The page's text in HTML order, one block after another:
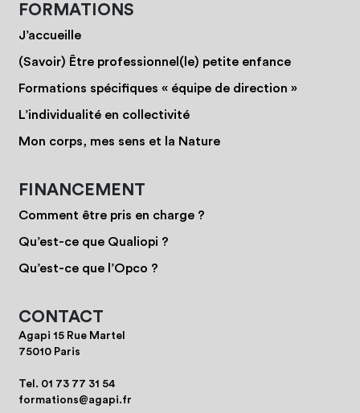
FORMATIONS
J’accueille
(Savoir) Être professionnel(le) petite enfance
Formations spécifiques « équipe de direction »
L’individualité en collectivité
Mon corps, mes sens et la Nature
FINANCEMENT
Comment être pris en charge ?
Qu’est-ce que Qualiopi ?
Qu’est-ce que l’Opco ?
CONTACT
Agapi 15 Rue Martel
75010 Paris
Tel. 01 73 77 31 54
formations@agapi.fr